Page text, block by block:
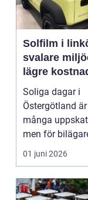
Solfilm i
svalare
lägre
och bättre
Soliga dagar i
Östergötland
många
men för
båtägare och
fastighetsförv...
01 juni 2026